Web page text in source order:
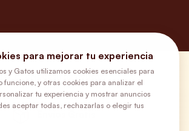
¿Necesitas ayuda?
para mejorar tu experiencia
y Gatos utilizamos cookies esenciales para
funcione, y otras cookies para analizar el
tu experiencia y mostrar anuncios
aceptar todas, rechazarlas o elegir tus